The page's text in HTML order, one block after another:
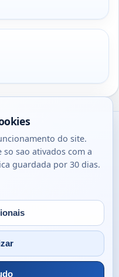
Campos
Email
do site.
sao ativados com a
guardada por 30 dias.